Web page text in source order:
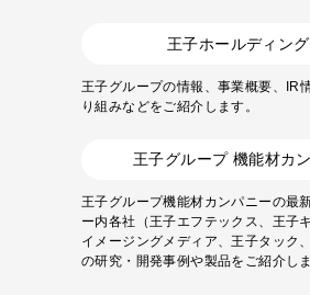
王子ホールディン
王子グループの情報、事業概要、IR
り組みなどをご紹介します。
王子グループ 機能材カ
王子グループ機能材カンパニーの最
ー内各社（王子エフテックス、王子
イメージングメディア、王子タック
の研究・開発事例や製品をご紹介しま